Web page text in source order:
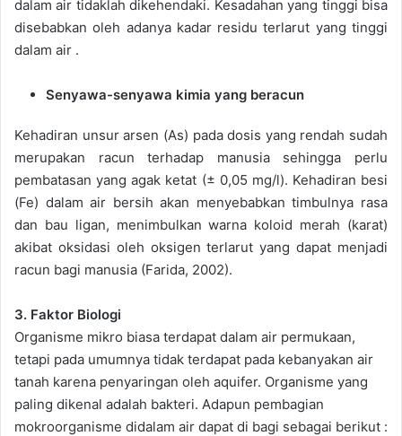
dalam air tidaklah dikehendaki. Kesadahan yang tinggi bisa
disebabkan oleh adanya kadar residu terlarut yang tinggi
dalam air .
Senyawa-senyawa kimia yang beracun
Kehadiran unsur arsen (As) pada dosis yang rendah sudah
merupakan racun terhadap manusia sehingga perlu
pembatasan yang agak ketat (± 0,05 mg/l). Kehadiran besi
(Fe) dalam air bersih akan menyebabkan timbulnya rasa
dan bau ligan, menimbulkan warna koloid merah (karat)
akibat oksidasi oleh oksigen terlarut yang dapat menjadi
racun bagi manusia (Farida, 2002).
3. Faktor Biologi
Organisme mikro biasa terdapat dalam air permukaan,
tetapi pada umumnya tidak terdapat pada kebanyakan air
tanah karena penyaringan oleh aquifer. Organisme yang
paling dikenal adalah bakteri. Adapun pembagian
mokroorganisme didalam air dapat di bagi sebagai berikut :